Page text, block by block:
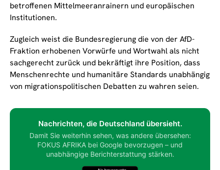
betroffenen Mittelmeeranrainern und europäischen
Institutionen.
Zugleich weist die Bundesregierung die von der AfD-
Fraktion erhobenen Vorwürfe und Wortwahl als nicht
sachgerecht zurück und bekräftigt ihre Position, dass
Menschenrechte und humanitäre Standards unabhängig
von migrationspolitischen Debatten zu wahren seien.
Nachrichten, die Deutschland übersieht.
Damit Sie weiterhin sehen, was andere übersehen:
FOKUS AFRIKA bei Google bevorzugen – und
unabhängige Berichterstattung stärken.